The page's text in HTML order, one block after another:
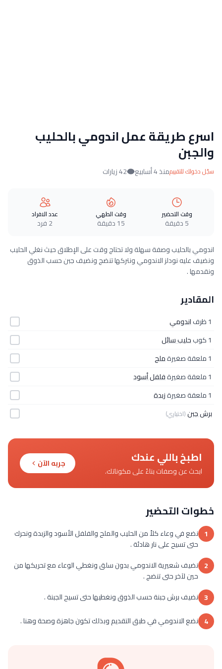
اسرع طريقة عمل اندومي بالحليب
والجبن
سجّل دخولك للتقييممنذ 4 أسابيع 42 زيارات
وقت التحضير
5 دقيقة
وقت الطهي
15 دقيقة
عدد الافراد
2 فرد
اندومي بالحليب وصفة سهلة ولا تحتاج وقت على الإطلاق حيث نغلي الحليب
ونضيف عليه نودلز الاندومي ونتركها تنضج ونضيف جبن حسب الذوق
ونقدمها .
المقادير
1 ظرف
اندومي
1 كوب
حليب سائل
1 ملعقة صغيرة
ملح
1 ملعقة صغيرة
فلفل أسود
1 ملعقة صغيرة
زبدة
برش جبن(اختياري)
اطبخ باللي عندك
ابحث عن وصفات بناءً على مكوناتك.
جربه الآن
خطوات التحضير
1 نضع في وعاء كلاً من الحليب والملح والفلفل الأسود والزبدة ونحرك
حتى تسيح على نار هادئة .
2 نضيف شعيرية الاندومي بدون سلق ونغطي الوعاء مع تحريكها من
حين لآخر حتى تنضج .
3 نضيف برش جبنة حسب الذوق ونغطيها حتى تسيح الجبنة .
4 نضع الاندومي في طبق التقديم وبذلك تكون جاهزة وصحة وهنا .